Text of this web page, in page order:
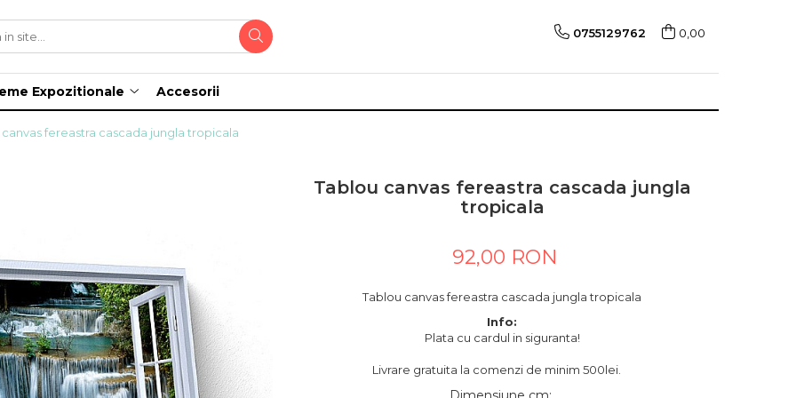
0755129762 0,00
Expozitionale Accesorii
fereastra cascada jungla tropicala
Tablou canvas fereastra cascada jungla
tropicala
92,00 RON
Tablou canvas fereastra cascada jungla tropicala
Info:
Plata cu cardul in siguranta!
Livrare gratuita la comenzi de minim 500lei.